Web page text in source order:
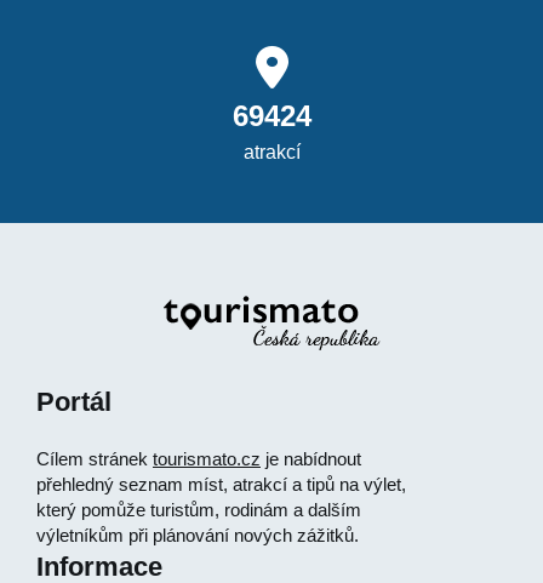
69424
atrakcí
Portál
Cílem stránek tourismato.cz je nabídnout
přehledný seznam míst, atrakcí a tipů na výlet,
který pomůže turistům, rodinám a dalším
výletníkům při plánování nových zážitků.
Informace